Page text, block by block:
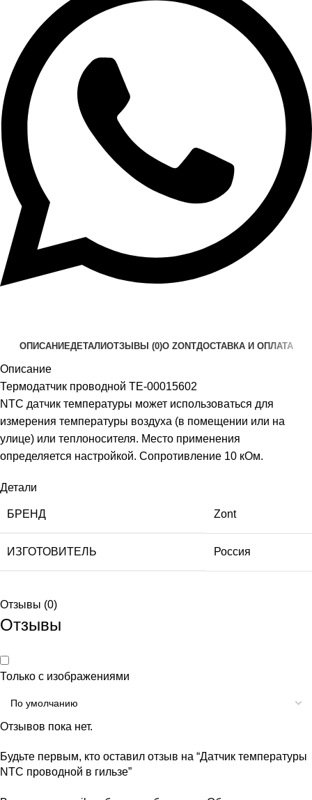
ОПИСАНИЕДЕТАЛИОТЗЫВЫ (0)О ZONTДОСТАВКА И ОПЛАТА
Описание
Термодатчик проводной ТЕ-00015602
NTC датчик температуры может использоваться для
измерения температуры воздуха (в помещении или на
улице) или теплоносителя. Место применения
определяется настройкой. Сопротивление 10 кОм.
Детали
БРЕНД Zont
ИЗГОТОВИТЕЛЬ Россия
Отзывы (0)
Отзывы
Только с изображениями
Отзывов пока нет.
Будьте первым, кто оставил отзыв на “Датчик температуры
NTC проводной в гильзе”